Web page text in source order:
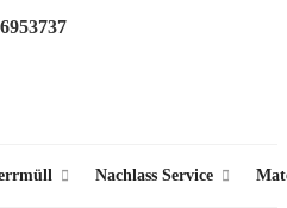
Nachlass Service